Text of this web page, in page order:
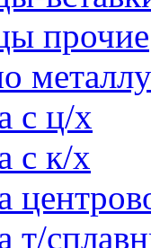
прочие
металлу
с ц/х
с к/х
т/